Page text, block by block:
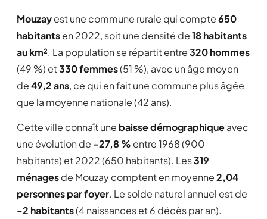
Mouzayest une commune rurale qui compte650
habitantsen 2022, soit une densité de18 habitants
au km². La population se répartit entre320 hommes
(49 %) et330 femmes(51 %), avec un âge moyen
de49,2 ans, ce qui en fait une commune plus âgée
que la moyenne nationale (42 ans).
Cette ville connaît une baisse démographiqueavec
une évolution de -27,8 % entre 1968 (900
habitants) et 2022 (650 habitants). Les319
ménagesde Mouzay comptent en moyenne2,04
personnes par foyer. Le solde naturel annuel est de
-2 habitants(4 naissances et 6 décès par an).